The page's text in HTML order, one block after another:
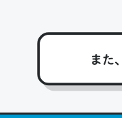
私も3年前ぐらいに
たいなのでネット環
回線代ほとんどかか
https://